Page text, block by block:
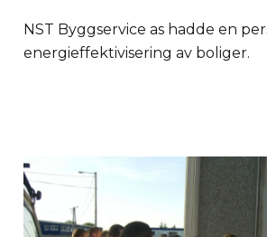
NST Byggservice as hadde en
energieffektivisering av boliger.